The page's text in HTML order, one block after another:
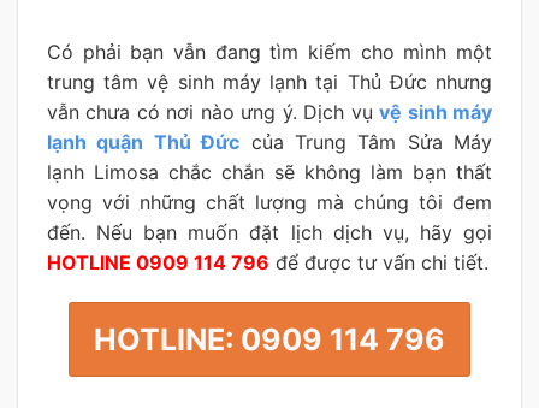
Có phải bạn vẫn đang tìm kiếm cho mình một
trung tâm vệ sinh máy lạnh tại Thủ Đức nhưng
vẫn chưa có nơi nào ưng ý. Dịch vụvệ sinh máy
lạnh quận Thủ Đức của Trung Tâm Sửa Máy
lạnh Limosa chắc chắn sẽ không làm bạn thất
vọng với những chất lượng mà chúng tôi đem
đến. Nếu bạn muốn đặt lịch dịch vụ, hãy gọi
HOTLINE 0909 114 796 để được tư vấn chi tiết.
HOTLINE: 0909 114 796